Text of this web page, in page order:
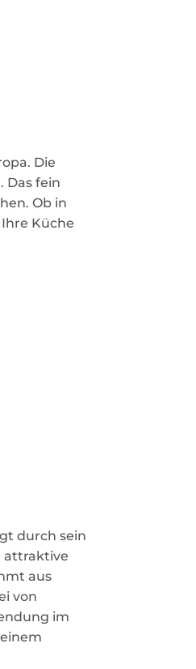
Die
Das fein
Ob in
Küche
durch sein
attraktive
aus
von
im